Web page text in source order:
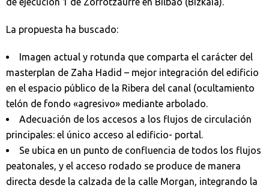
La propuesta ha buscado:
Imagen actual y rotunda que comparta el carácter del
masterplan de Zaha Hadid – mejor integración del edificio
en el espacio público de la Ribera del canal (ocultamiento
telón de fondo «agresivo» mediante arbolado.
Adecuación de los accesos a los flujos de circulación
principales: el único acceso al edificio- portal.
Se ubica en un punto de confluencia de todos los flujos
peatonales, y el acceso rodado se produce de manera
directa desde la calzada de la calle Morgan, integrando la